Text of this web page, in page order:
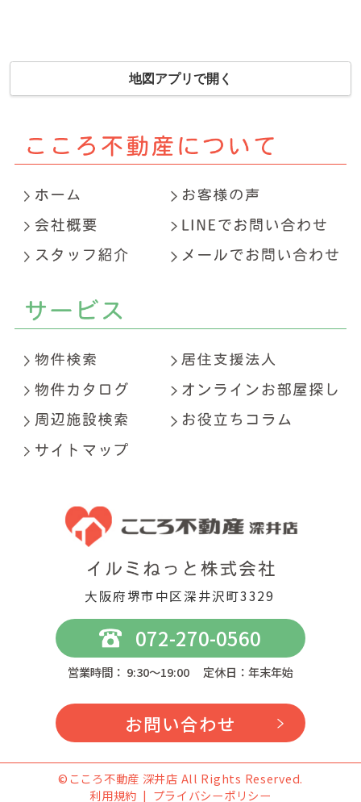
地図アプリで開く
大阪府堺市中区深井沢町3329
072-270-0560
営業時間： 9:30～19:00 定休日：年末年始
お問い合わせ
©こころ不動産 深井店 All Rights Reserved.
利用規約
プライバシーポリシー